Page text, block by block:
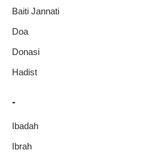
Baiti Jannati
Doa
Donasi
Hadist
-
Ibadah
Ibrah